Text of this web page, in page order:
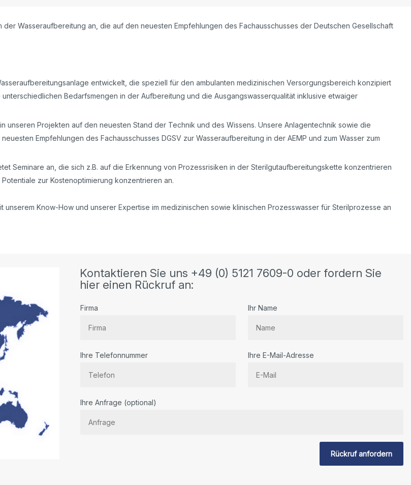
Wasseraufbereitung an, die auf den neuesten Empfehlungen des Fachausschusses der Deutschen Gesellschaft
entwickelt, die speziell für den ambulanten medizinischen Versorgungsbereich konzipiert
Bedarfsmengen in der Aufbereitung und die Ausgangswasserqualität inklusive etwaiger
unseren Projekten auf den neuesten Stand der Technik und des Wissens. Unsere Anlagentechnik sowie die
Empfehlungen des Fachausschusses DGSV zur Wasseraufbereitung in der AEMP und zum Wasser zum
Seminare an, die sich z.B. auf die Erkennung von Prozessrisiken in der Sterilgutaufbereitungskette konzentrieren
zur Kostenoptimierung konzentrieren an.
unserem Know-How und unserer Expertise im medizinischen sowie klinischen Prozesswasser für Sterilprozesse an
Kontaktieren Sie uns +49 (0) 5121 7609-0 oder fordern Sie
hier einen Rückruf an:
Firma Ihr Name
Ihre Telefonnummer Ihre E-Mail-Adresse
Sie
Ihre Anfrage (optional)
Rückruf anfordern